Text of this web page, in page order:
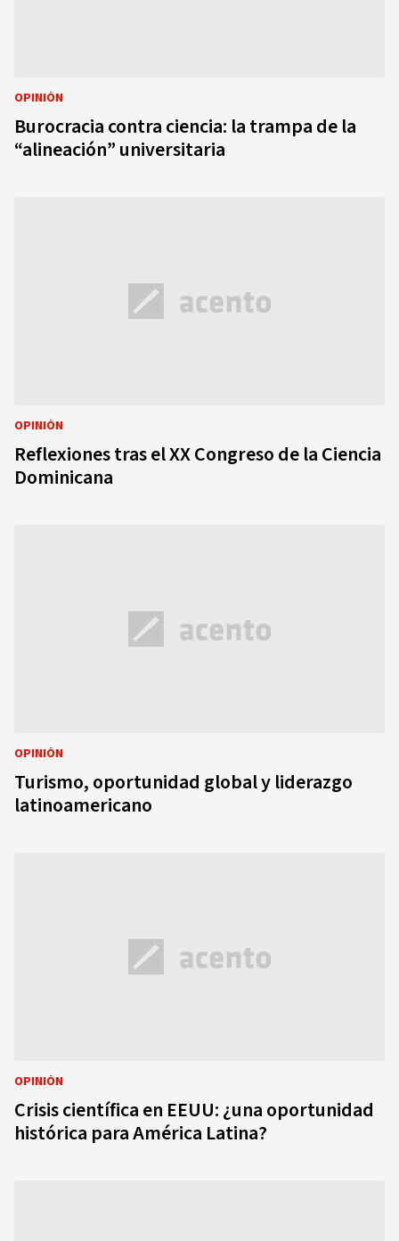
OPINIÓN
Burocracia contra ciencia: la trampa de la
“alineación” universitaria
OPINIÓN
Reflexiones tras el XX Congreso de la Ciencia
Dominicana
OPINIÓN
Turismo, oportunidad global y liderazgo
latinoamericano
OPINIÓN
Crisis científica en EEUU: ¿una oportunidad
histórica para América Latina?